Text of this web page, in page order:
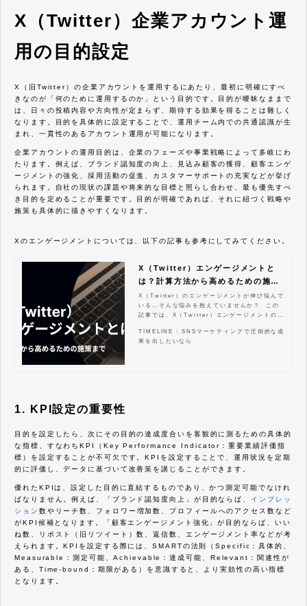
X（Twitter）企業アカウント運
用の目的設定
X（旧Twitter）の企業アカウントを運用するにあたり、最初に明確にすべ
きなのが「何のために運用するのか」という目的です。目的が曖昧なままで
は、日々の投稿内容や方向性が定まらず、期待する効果を得ることは難しく
なります。目的を具体的に設定することで、運用チーム内での共通認識が生
まれ、一貫性のあるアカウント運用が可能になります。
企業アカウントの運用目的は、企業のフェーズや事業戦略によって多岐にわ
たります。例えば、ブランド認知度の向上、見込み顧客の獲得、顧客エンゲ
ージメントの強化、採用活動の促進、カスタマーサポートの充実などが挙げ
られます。自社の現状の課題や将来的な目標と照らし合わせ、最も優先すべ
き目的を定めることが重要です。目的が明確であれば、それに紐づく戦略や
施策も具体的に描きやすくなります。
Xのエンゲージメントについては、以下の記事も参考にしてみてください。
X（Twitter）エンゲージメントと
は？計算方法から高めるための施策
まで
X（Twitter）のエンゲージメントが伸び悩んで
いる…そんな悩みを抱えていませんか？ この
記事では、X（Twitter）エンゲージメントの基
網羅的に解説します。 エンゲージメントとは
何か、なぜ重要なのかを理解し、計算方法やイ
tter）エンゲージメントを最大限に活用するた
TIMELINE : SNSマーケティングで圧倒的な成
果を出したいなら
1. KPI設定の重要性
目的を設定したら、次にその目的の達成度合いを客観的に測るための具体的
な指標、すなわちKPI（Key Performance Indicator：重要業績評価指
標）を設定することが不可欠です。KPIを設定することで、運用状況を定期
的に評価し、データに基づいて改善策を講じることができます。
優れたKPIは、設定した目的に直結するものであり、かつ測定可能でなけれ
ばなりません。例えば、「ブランド認知度向上」が目的ならば、 インプレッ
ション 数やリーチ数、フォロワー増加数、プロフィールへのアクセス数など
がKPI候補となります。「顧客エンゲージメント強化」が目的ならば、いい
ね数、リポスト（旧リツイート）数、返信数、エンゲージメント率などが考
えられます。KPIを設定する際には、SMARTの法則（Specific：具体的、
Measurable：測定可能、Achievable：達成可能、Relevant：関連性が
ある、Time-bound：期限がある）を意識すると、より実効性の高い指標
となります。